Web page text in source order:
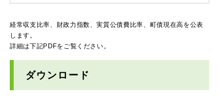
経常収支比率、財政力指数、実質公債費比率、町債現在高を公表
します。
詳細は下記PDFをご覧ください。
ダウンロード